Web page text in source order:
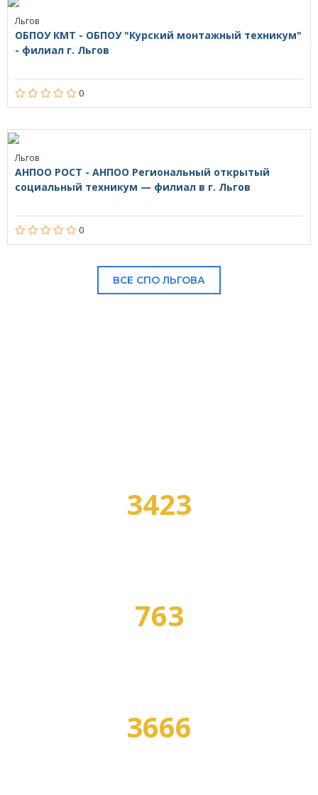
Льгов
ОБПОУ КМТ - ОБПОУ "Курский монтажный техникум"
- филиал г. Льгов
0
Льгов
АНПОО РОСТ - АНПОО Региональный открытый
социальный техникум — филиал в г. Льгов
0
ВСЕ СПО ЛЬГОВА
3423
763
3666